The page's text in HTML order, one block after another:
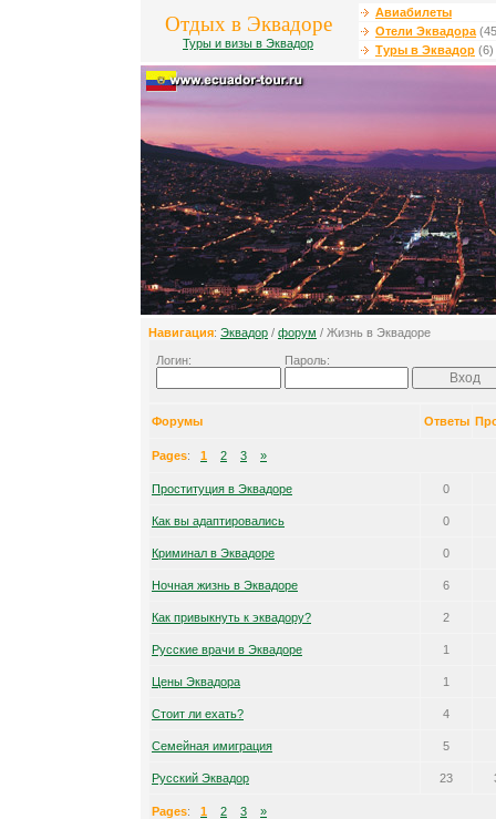
Отдых в Эквадоре
Туры и визы в Эквадор
Авиабилеты
Отели Эквадора
Туры в Эквадор (6)
Навигация: Эквадор / форум / Жизнь в Эквадоре
Логин: Пароль:
Форумы Ответы
Pages: 1 2 3 »
Проституция в Эквадоре 0
Как вы адаптировались 0
Криминал в Эквадоре 0
Ночная жизнь в Эквадоре 6
Как привыкнуть к эквадору? 2
Русские врачи в Эквадоре 1
Цены Эквадора 1
Стоит ли ехать? 4
Семейная имиграция 5
Русский Эквадор 23
Pages: 1 2 3 »